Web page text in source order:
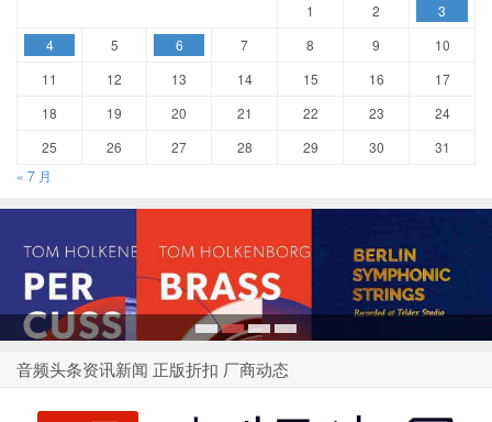
1 2
3
4
5 6 7 8 9
10
11
12 13 14 15 16
17
18
19 20 21 22 23
24
25
26 27 28 29 30
31
« 7 月
音频头条资讯新闻 正版折扣 厂商动态